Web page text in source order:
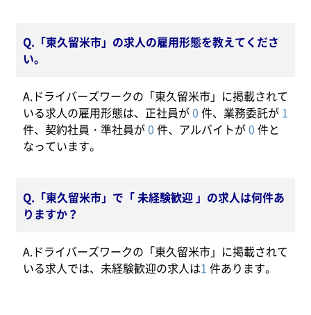
Q.「東久留米市」の求人の雇用形態を教えてくださ
い。
A.ドライバーズワークの「東久留米市」に掲載されて
いる求人の雇用形態は、正社員が0 件、業務委託が 1
件、契約社員・準社員が0 件、アルバイトが0 件と
なっています。
Q.「東久留米市」で「 未経験歓迎 」の求人は何件あ
りますか？
A.ドライバーズワークの「東久留米市」に掲載されて
いる求人では、未経験歓迎の求人は1 件あります。